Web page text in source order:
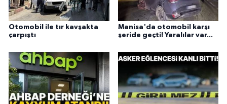
Otomobil ile tır kavşakta
çarpıştı
Manisa'da otomobil karşı
şeride geçti! Yaralılar var...